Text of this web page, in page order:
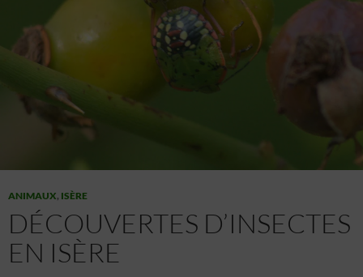
ANIMAUX, ISÈRE
DÉCOUVERTES D’INSECTES
EN ISÈRE